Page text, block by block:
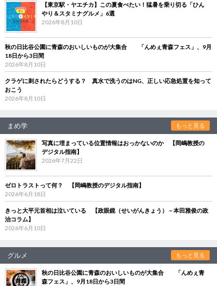
【東京駅・ヤエチカ】この夏食べたい！猛暑を乗り切る「ひん
やり＆スタミナグルメ」6選
2026年8月10日
秋の日比谷公園に青森のおいしいものが大集合 「んめぇ青森フェス」、9月
18日から3日間
2026年8月10日
クラゲに刺されたらどうする？ 真水で洗うのはNG、正しい応急処置を知って
おこう
2026年8月10日
まめ学 もっと見る
写真に埋まっている位置情報はおっかないのか 【岡嶋教授の
デジタル指南】
2026年7月22日
ゼロトラストって何？ 【岡嶋教授のデジタル指南】
2026年6月18日
きっと大平元首相は泣いている 【政眼鏡（せいがんきょう）－本田雅俊の政
治コラム】
2026年6月10日
グルメ もっと見る
秋の日比谷公園に青森のおいしいものが大集合 「んめぇ青
森フェス」、9月18日から3日間